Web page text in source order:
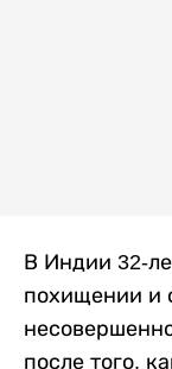
В Индии 32-
похищении и
после того,